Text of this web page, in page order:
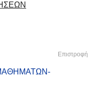
Επιστροφή